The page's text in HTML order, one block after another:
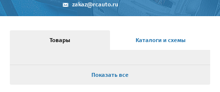
zakaz@rcauto.ru
Товары Каталоги и схемы
Показать все